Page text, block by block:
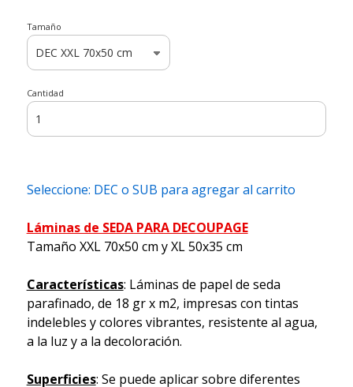
Tamaño
Cantidad
Seleccione: DEC o SUB para agregar al carrito
Láminas de SEDA PARA DECOUPAGE
Tamaño XXL 70x50 cm y XL 50x35 cm
Características: Láminas de papel de seda
parafinado, de 18 gr x m2, impresas con tintas
indelebles y colores vibrantes, resistente al agua,
a la luz y a la decoloración.
Superficies: Se puede aplicar sobre diferentes